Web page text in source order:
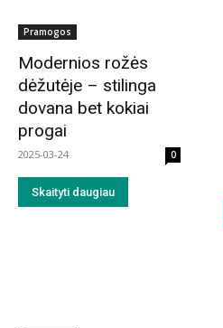
Pramogos
Modernios rožės
dėžutėje – stilinga
dovana bet kokiai
progai
2025-03-24 0
Skaityti daugiau